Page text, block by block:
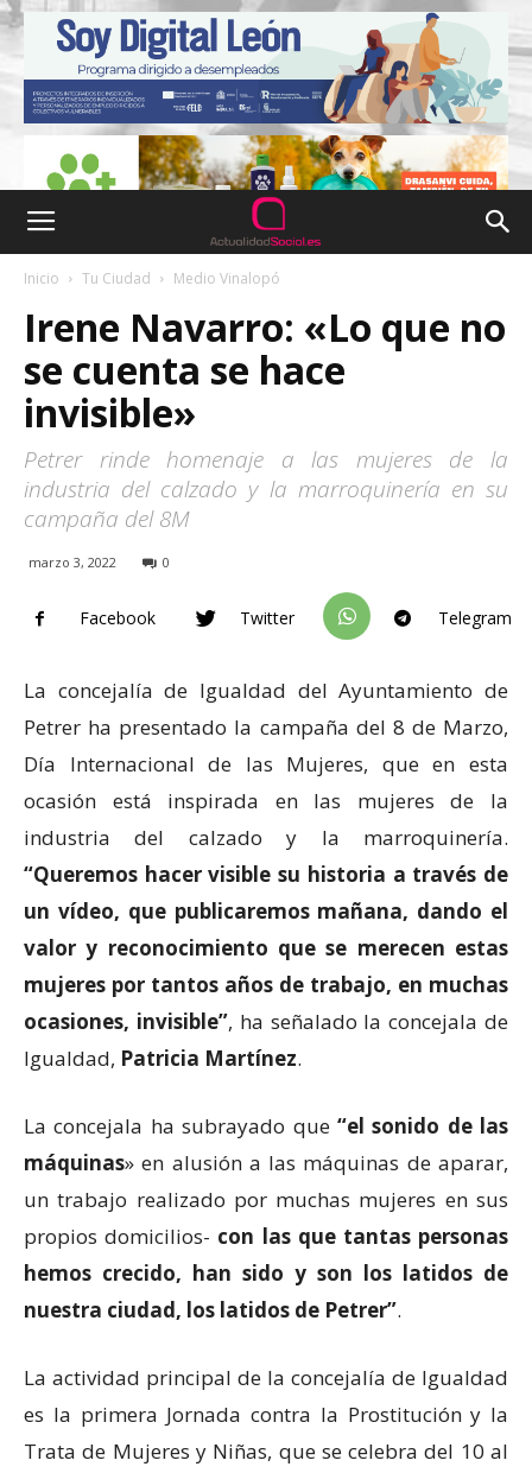
Inicio Tu Ciudad Medio Vinalopó
Irene Navarro: «Lo que no
se cuenta se hace
invisible»
Petrer rinde homenaje a las mujeres de la
industria del calzado y la marroquinería en su
campaña del 8M
marzo 3, 2022 0
Facebook Twitter Telegram
La concejalía de Igualdad del Ayuntamiento de
Petrer ha presentado la campaña del 8 de Marzo,
Día Internacional de las Mujeres, que en esta
ocasión está inspirada en las mujeres de la
industria del calzado y la marroquinería.
“Queremos hacer visible su historia a través de
un vídeo, que publicaremos mañana, dando el
valor y reconocimiento que se merecen estas
mujeres por tantos años de trabajo, en muchas
ocasiones, invisible”, ha señalado la concejala de
Igualdad, Patricia Martínez.
La concejala ha subrayado que “el sonido de las
máquinas» en alusión a las máquinas de aparar,
un trabajo realizado por muchas mujeres en sus
propios domicilios- con las que tantas personas
hemos crecido, han sido y son los latidos de
nuestra ciudad, los latidos de Petrer”.
La actividad principal de la concejalía de Igualdad
es la primera Jornada contra la Prostitución y la
Trata de Mujeres y Niñas, que se celebra del 10 al